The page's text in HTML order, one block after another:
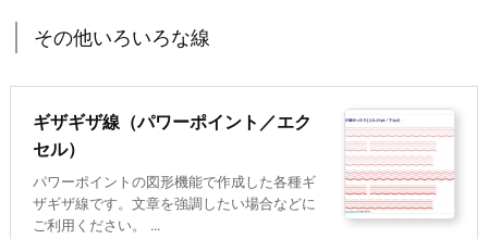
その他いろいろな線
ギザギザ線（パワーポイント／エク
セル）
パワーポイントの図形機能で作成した各種ギ
ザギザ線です。文章を強調したい場合などに
ご利用ください。 ...